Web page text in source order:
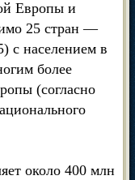
Европы и
25 стран —
с населением в
более
(согласно
около 400 млн